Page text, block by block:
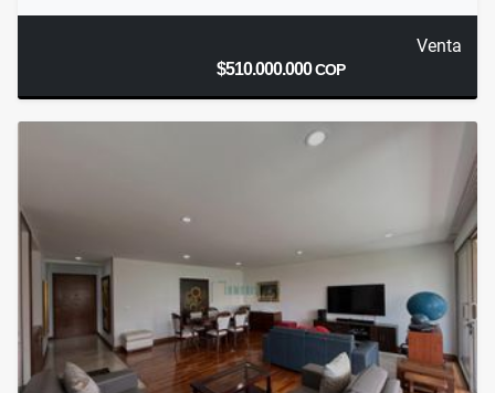
Venta
$510.000.000COP